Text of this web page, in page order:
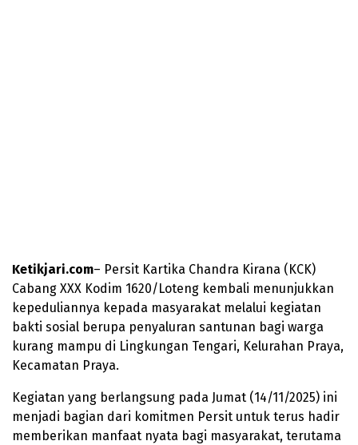
Ketikjari.com– Persit Kartika Chandra Kirana (KCK)
Cabang XXX Kodim 1620/Loteng kembali menunjukkan
kepeduliannya kepada masyarakat melalui kegiatan
bakti sosial berupa penyaluran santunan bagi warga
kurang mampu di Lingkungan Tengari, Kelurahan Praya,
Kecamatan Praya.
Kegiatan yang berlangsung pada Jumat (14/11/2025) ini
menjadi bagian dari komitmen Persit untuk terus hadir
memberikan manfaat nyata bagi masyarakat, terutama